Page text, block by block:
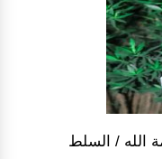
الله / السلط